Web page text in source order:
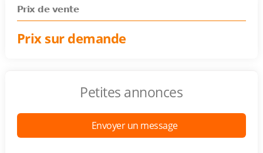
Prix de vente
Prix sur demande
Petites annonces
Envoyer un message